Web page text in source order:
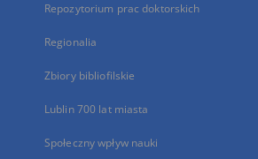
Repozytorium prac doktorskich
Regionalia
Zbiory bibliofilskie
Lublin 700 lat miasta
Społeczny wpływ nauki